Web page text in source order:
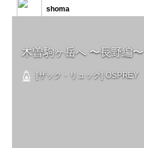
木曽駒ヶ岳へ 〜長野編〜
[ザック・リュック] OSPREY
shoma